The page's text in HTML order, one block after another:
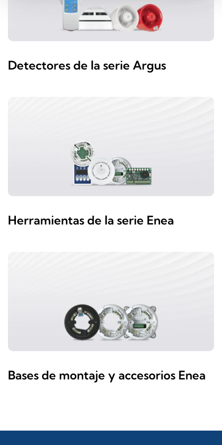
Detectores de la serie Argus
Herramientas de la serie Enea
Bases de montaje y accesorios Enea